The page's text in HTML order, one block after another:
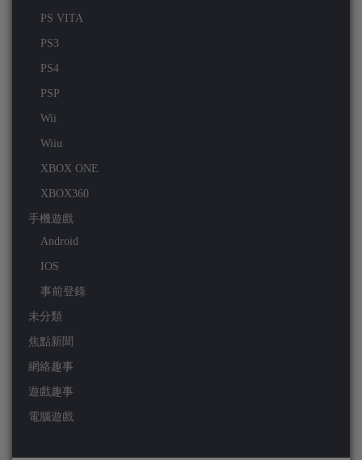
PS VITA
PS3
PS4
PSP
Wii
Wiiu
XBOX ONE
XBOX360
手機遊戲
Android
IOS
事前登錄
未分類
焦點新聞
網絡趣事
遊戲趣事
電腦遊戲